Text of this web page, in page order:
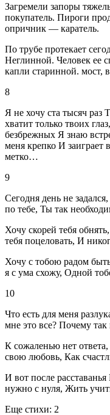
Загремели запоры
покупатель. Пироги
опричник — каратель.
По трубе протекает
Неглинной. Человек ее
капли старинной. мост,
8
Я не хочу ста тысяч
хватит только твоих
безбрежных Я знаю
меня крепко И заиграет
метко…
9
Сегодня день не
по тебе, Ты так
Хочу скорей тебя
тебя поцеловать, И
Хочу с тобою радом
я с ума схожу, Одной
10
Что есть для меня
мне это все? Почему так
К сожаленью нет
свою любовь, Как
И вот после
нужно с нуля, Жить
Еще стихи: 2